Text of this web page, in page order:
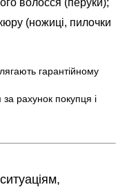
волосся (перуки);
(ножиці, пилочки
гарантійному
за рахунок покупця і